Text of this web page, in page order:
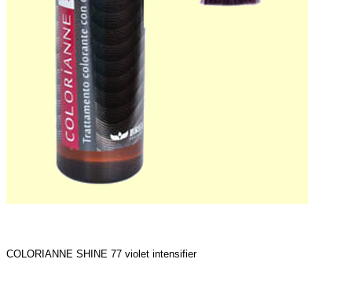
COLORIANNE SHINE 77 violet intensifier